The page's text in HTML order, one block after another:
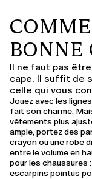
BONNE
Il ne faut pas
cape. Il suffit de
celle qui vous
Jouez avec les
fait son charme.
vêtements plus
ample, portez des
crayon ou une robe
entre le volume en
pour les chaussures
escarpins pointus